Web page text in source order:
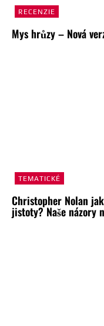
RECENZIE
Mys hrůzy – Nová
TEMATICKÉ
Christopher Nolan
jistoty? Naše názory